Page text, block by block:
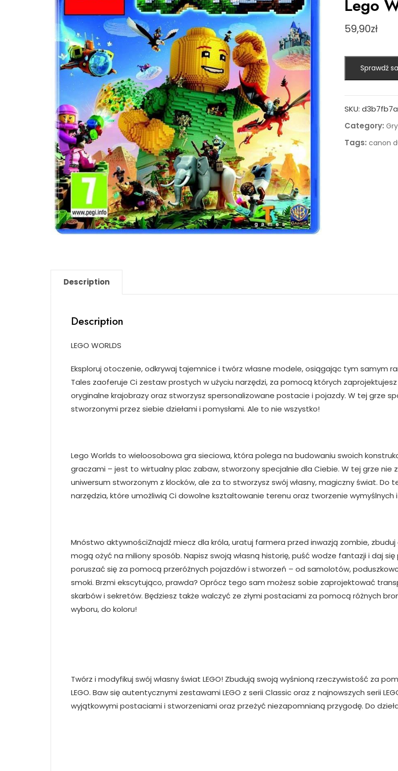
Lego
59,90zł
Sprawdź
SKU:
Category:
Tags: canon
Description
Description
LEGO WORLDS
Eksploruj otoczenie, odkrywaj tajemnice i twórz własne modele, osiągając tym samym
Tales zaoferuje Ci zestaw prostych w użyciu narzędzi, za pomocą których
oryginalne krajobrazy oraz stworzysz spersonalizowane postacie i pojazdy. W tej grze
stworzonymi przez siebie dziełami i pomysłami. Ale to nie wszystko!
Lego Worlds to wieloosobowa gra sieciowa, która polega na budowaniu swoich
graczami – jest to wirtualny plac zabaw, stworzony specjalnie dla Ciebie. W tej grze nie
uniwersum stworzonym z klocków, ale za to stworzysz swój własny, magiczny świat. Do
narzędzia, które umożliwią Ci dowolne kształtowanie terenu oraz tworzenie wymyślnych
Mnóstwo aktywnościZnajdź miecz dla króla, uratuj farmera przed inwazją zombie,
mogą ożyć na miliony sposób. Napisz swoją własną historię, puść wodze fantazji i daj
poruszać się za pomocą przeróżnych pojazdów i stworzeń – od samolotów,
smoki. Brzmi ekscytująco, prawda? Oprócz tego sam możesz sobie zaprojektować
skarbów i sekretów. Będziesz także walczyć ze złymi postaciami za pomocą różnych
wyboru, do koloru!
Twórz i modyfikuj swój własny świat LEGO! Zbudują swoją wyśnioną rzeczywistość za
LEGO. Baw się autentycznymi zestawami LEGO z serii Classic oraz z najnowszych serii
wyjątkowymi postaciami i stworzeniami oraz przeżyć niezapomnianą przygodę. Do